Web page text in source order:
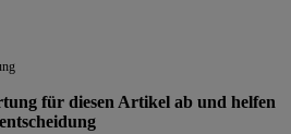
für diesen Artikel ab und helfen